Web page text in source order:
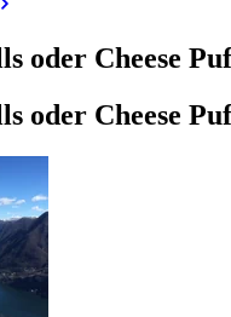
oder Cheese
oder Cheese